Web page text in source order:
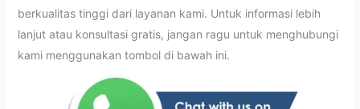
berkualitas tinggi dari layanan kami. Untuk informasi lebih
lanjut atau konsultasi gratis, jangan ragu untuk menghubungi
kami menggunakan tombol di bawah ini.